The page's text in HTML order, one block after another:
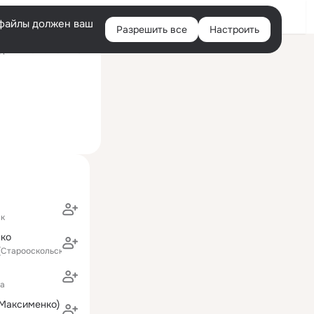
Войти
должен ваш Разрешить все Настроить
район)